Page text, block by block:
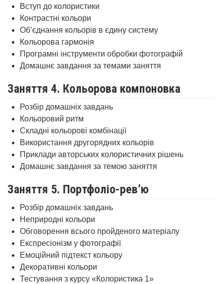
Вступ до колористики
Контрастні кольори
Об’єднання кольорів в єдину систему
Кольорова гармонія
Програмні інструменти обробки фотографій
Домашнє завдання за темами заняття
Заняття 4. Кольорова компоновка
Розбір домашніх завдань
Кольоровий ритм
Складні кольорові комбінації
Використання другорядних кольорів
Приклади авторських колористичних рішень
Домашнє завдання за темою заняття
Заняття 5. Портфоліо-рев’ю
Розбір домашніх завдань
Неприродні кольори
Обговорення всього пройденого матеріалу
Експресіонізм у фотографії
Емоційний підтекст кольору
Декоративні кольори
Тестування з курсу «Колористика 1»